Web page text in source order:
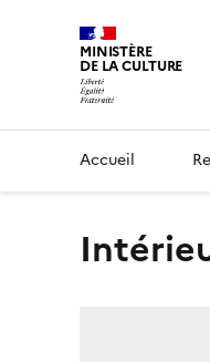
MINISTÈRE
DE LA CULTURE
Accueil